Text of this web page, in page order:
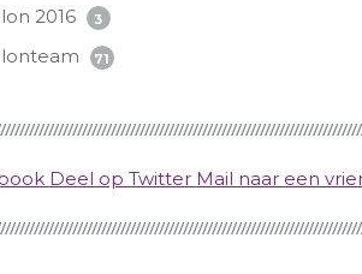
2016 3
71
Deel op Twitter Mail naar een